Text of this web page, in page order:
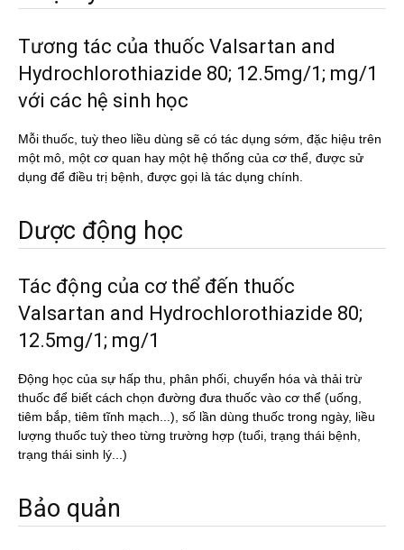
Tương tác của thuốc Valsartan and
Hydrochlorothiazide 80; 12.5mg/1; mg/1
với các hệ sinh học
Mỗi thuốc, tuỳ theo liều dùng sẽ có tác dụng sớm, đặc hiệu trên
một mô, một cơ quan hay một hệ thống của cơ thể, được sử
dụng để điều trị bệnh, được gọi là tác dụng chính.
Dược động học
Tác động của cơ thể đến thuốc
Valsartan and Hydrochlorothiazide 80;
12.5mg/1; mg/1
Động học của sự hấp thu, phân phối, chuyển hóa và thải trừ
thuốc để biết cách chọn đường đưa thuốc vào cơ thể (uống,
tiêm bắp, tiêm tĩnh mạch...), số lần dùng thuốc trong ngày, liều
lượng thuốc tuỳ theo từng trường hợp (tuổi, trạng thái bệnh,
trạng thái sinh lý...)
Bảo quản